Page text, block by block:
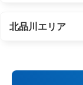
北品川エリア